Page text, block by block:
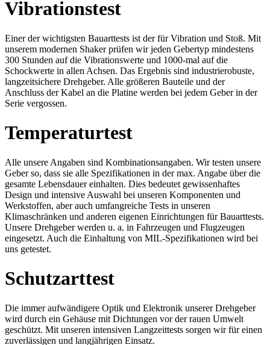
Vibrationstest
Einer der wichtigsten Bauarttests ist der für Vibration und Stoß. Mit
unserem modernen Shaker prüfen wir jeden Gebertyp mindestens
300 Stunden auf die Vibrationswerte und 1000-mal auf die
Schockwerte in allen Achsen. Das Ergebnis sind industrierobuste,
langzeitsichere Drehgeber. Alle größeren Bauteile und der
Anschluss der Kabel an die Platine werden bei jedem Geber in der
Serie vergossen.
Temperaturtest
Alle unsere Angaben sind Kombinationsangaben. Wir testen unsere
Geber so, dass sie alle Spezifikationen in der max. Angabe über die
gesamte Lebensdauer einhalten. Dies bedeutet gewissenhaftes
Design und intensive Auswahl bei unseren Komponenten und
Werkstoffen, aber auch umfangreiche Tests in unseren
Klimaschränken und anderen eigenen Einrichtungen für Bauarttests.
Unsere Drehgeber werden u. a. in Fahrzeugen und Flugzeugen
eingesetzt. Auch die Einhaltung von MIL-Spezifikationen wird bei
uns getestet.
Schutzarttest
Die immer aufwändigere Optik und Elektronik unserer Drehgeber
wird durch ein Gehäuse mit Dichtungen vor der rauen Umwelt
geschützt. Mit unseren intensiven Langzeittests sorgen wir für einen
zuverlässigen und langjährigen Einsatz.